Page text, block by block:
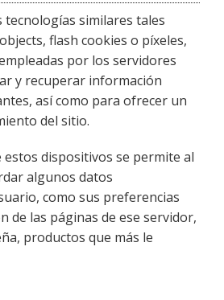
tecnologías similares tales
flash cookies o píxeles,
por los servidores
y recuperar información
así como para ofrecer un
del sitio.
estos dispositivos se permite al
algunos datos
como sus preferencias
de las páginas de ese servidor,
productos que más le